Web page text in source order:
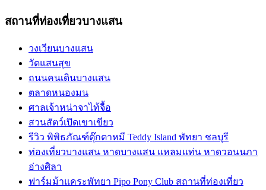
สถานที่ท่องเที่ยวบางแสน
วงเวียนบางแสน
วัดแสนสุข
ถนนคนเดินบางแสน
ตลาดหนองมน
ศาลเจ้าหน่าจาไท้จื้อ
สวนสัตว์เปิดเขาเขียว
รีวิว พิพิธภัณฑ์ตุ๊กตาหมี Teddy Island พัทยา ชลบุรี
ท่องเที่ยวบางแสน หาดบางแสน แหลมแท่น หาดวอนนภา
อ่างศิลา
ฟาร์มม้าแคระพัทยา Pipo Pony Club สถานที่ท่องเที่ยว